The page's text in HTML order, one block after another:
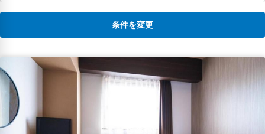
条件を変更